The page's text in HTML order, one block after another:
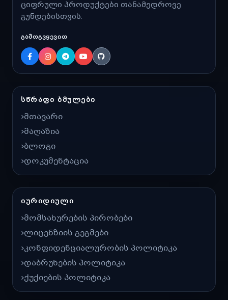
ციფრული პროდუქტები თანამედროვე
გუნდებისთვის.
ᲒᲐᲛᲝᲒᲕᲧᲔᲕᲘᲗ
ᲡᲬᲠᲐᲤᲘ ᲑᲛᲣᲚᲔᲑᲘ
მთავარი
მაღაზია
ბლოგი
დოკუმენტაცია
ᲘᲣᲠᲘᲓᲘᲣᲚᲘ
მომსახურების პირობები
ლიცენზიის გეგმები
კონფიდენციალურობის პოლიტიკა
დაბრუნების პოლიტიკა
ქუქიების პოლიტიკა